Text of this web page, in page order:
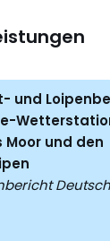
und
Moor und den